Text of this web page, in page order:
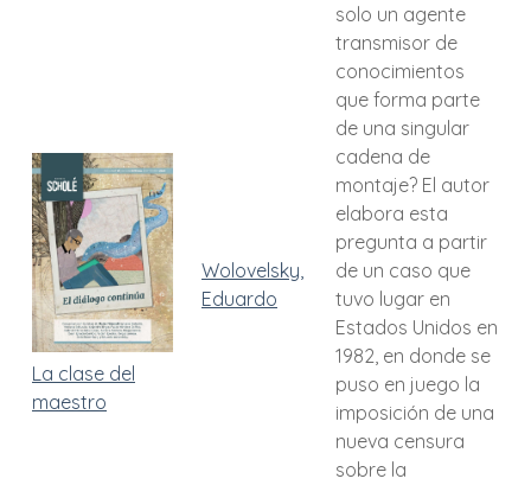
La clase del
maestro
Wolovelsky,
Eduardo
solo un agente
transmisor de
conocimientos
que forma parte
de una singular
cadena de
montaje? El autor
elabora esta
pregunta a partir
de un caso que
tuvo lugar en
Estados Unidos en
1982, en donde se
puso en juego la
imposición de una
nueva censura
sobre la